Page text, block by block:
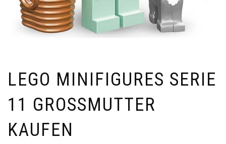
LEGO MINIFIGURES SERIE
11 GROSSMUTTER
KAUFEN